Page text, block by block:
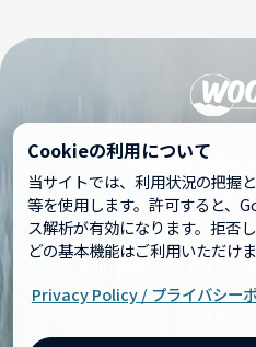
services price
Company プライバシー
Cookieの利用について
当サイトでは、利用状況の把握
等を使用します。許可すると、
ス解析が有効になります。拒否
どの基本機能はご利用いただけま
Privacy Policy / プライバシー